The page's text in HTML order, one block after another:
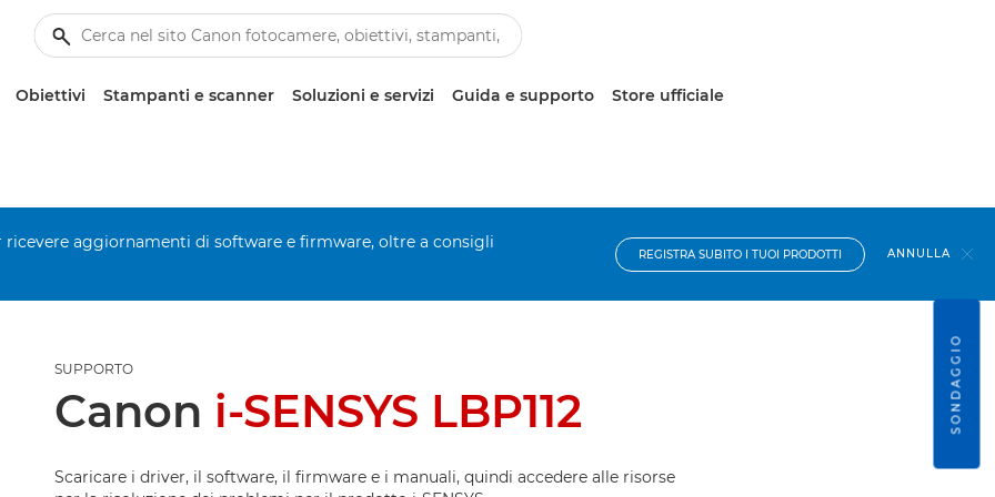
Obiettivi Stampanti e scanner Soluzioni e servizi Guida e supporto Store ufficiale
aggiornamenti di software e firmware, oltre a consigli
REGISTRA SUBITO I TUOI PRODOTTI ANNULLA
SUPPORTO
Canon i-SENSYS LBP112
Scaricare i driver, il software, il firmware e i manuali, quindi accedere alle risorse
SONDAGGIO